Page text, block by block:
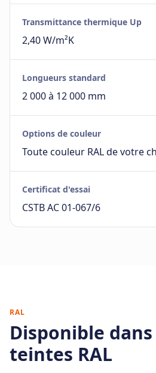
Transmittance thermique Up
2,40 W/m²K
Longueurs standard
2 000 à 12 000 mm
Options de couleur
Toute couleur RAL de votre
Certificat d'essai
CSTB AC 01-067/6
RAL
Disponible
teintes RAL